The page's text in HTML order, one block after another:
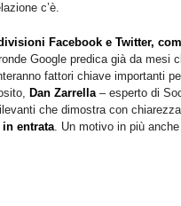
c’è.
Facebook e Twitter,
Google predica già da mesi
fattori chiave importanti
Dan Zarrella– esperto di
che dimostra con
entrata. Un motivo in più anche